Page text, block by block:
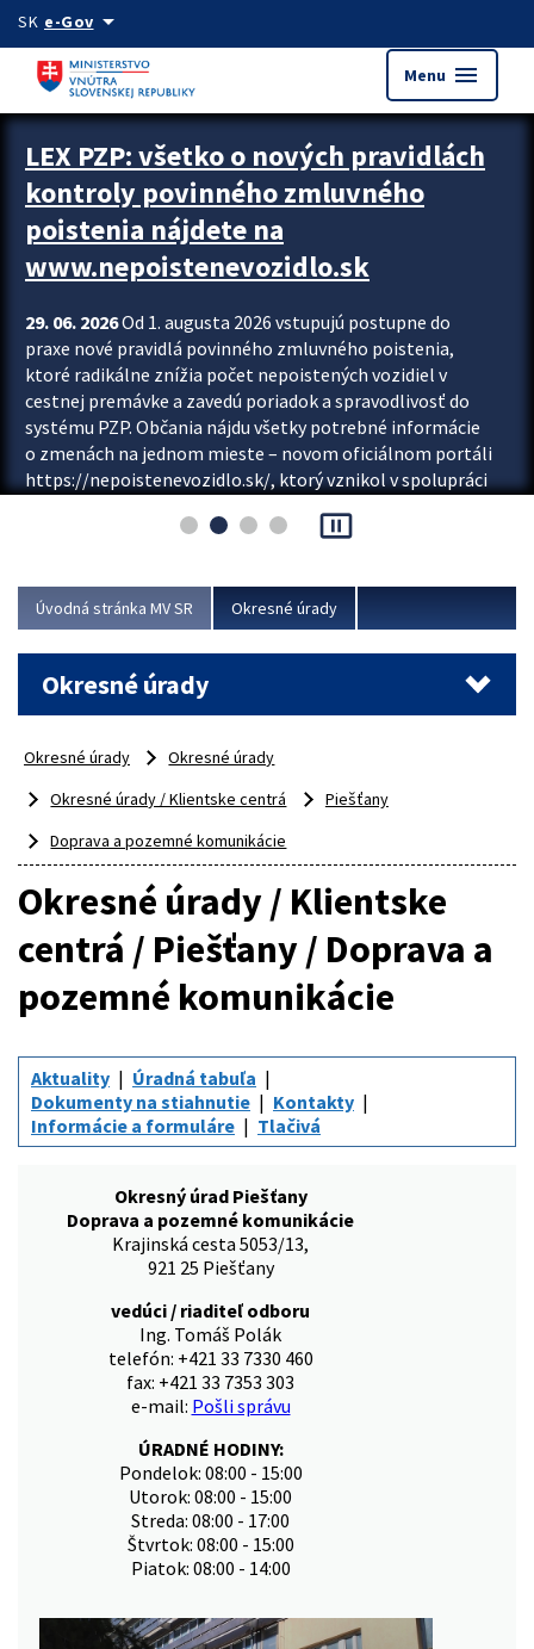
Preskocit na hlavný obsah
SK e-Govarrow_drop_down
Menu menu
Zastavit automatický posun upútavok
LEX PZP: všetko o nových pravidlách
kontroly povinného zmluvného
poistenia nájdete na
www.nepoistenevozidlo.sk
29. 06. 2026Od 1. augusta 2026 vstupujú postupne do
praxe nové pravidlá povinného zmluvného poistenia,
ktoré radikálne znížia počet nepoistených vozidiel v
cestnej premávke a zavedú poriadok a spravodlivosť do
systému PZP. Občania nájdu všetky potrebné informácie
o zmenách na jednom mieste – novom oficiálnom portáli
https://nepoistenevozidlo.sk/, ktorý vznikol v spolupráci
asociácie poisťovní (SLASPO) a Ministerstva vnútra SR.
Viac
pause_presentation
Úvodná stránka MV SR Okresné úrady
Okresné úrady
Okresné úrady
Okresné úrady
Okresné úrady / Klientske centrá
Piešťany
Doprava a pozemné komunikácie
Okresné úrady / Klientske
centrá / Piešťany / Doprava a
pozemné komunikácie
Aktuality
Úradná tabuľa
Dokumenty na stiahnutie
Kontakty
Informácie a formuláre
Tlačivá
Okresný úrad Piešťany
Doprava a pozemné komunikácie
Krajinská cesta 5053/13,
921 25 Piešťany
vedúci / riaditeľ odboru
Ing. Tomáš Polák
telefón: +421 33 7330 460
fax: +421 33 7353 303
e-mail: Pošli správu
ÚRADNÉ HODINY:
Pondelok: 08:00 - 15:00
Utorok: 08:00 - 15:00
Streda: 08:00 - 17:00
Štvrtok: 08:00 - 15:00
Piatok: 08:00 - 14:00